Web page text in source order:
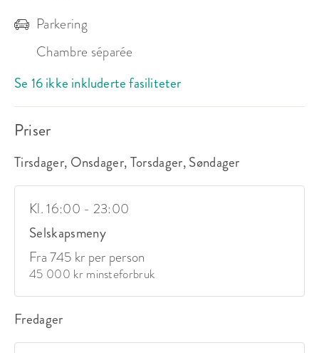
Parkering
Chambre séparée
Se 16 ikke inkluderte fasiliteter
Priser
Tirsdager, Onsdager, Torsdager, Søndager
Kl. 16:00 - 23:00
Selskapsmeny
Fra 745 kr per person
45 000 kr minsteforbruk
Fredager